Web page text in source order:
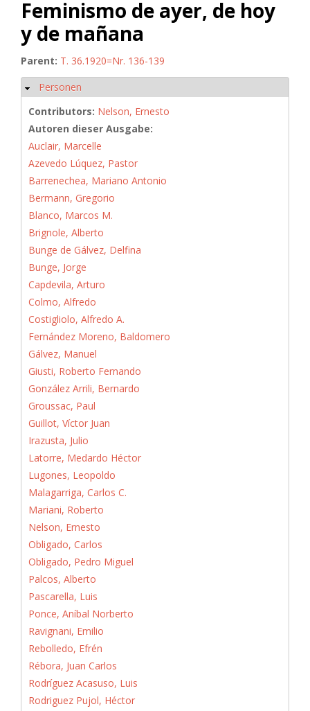
Feminismo de ayer, de hoy
y de mañana
Parent: T. 36.1920=Nr. 136-139
Hide
Personen
Contributors: Nelson, Ernesto
Autoren dieser Ausgabe:
Auclair, Marcelle
Azevedo Lúquez, Pastor
Barrenechea, Mariano Antonio
Bermann, Gregorio
Blanco, Marcos M.
Brignole, Alberto
Bunge de Gálvez, Delfina
Bunge, Jorge
Capdevila, Arturo
Colmo, Alfredo
Costigliolo, Alfredo A.
Fernández Moreno, Baldomero
Gálvez, Manuel
Giusti, Roberto Fernando
González Arrili, Bernardo
Groussac, Paul
Guillot, Víctor Juan
Irazusta, Julio
Latorre, Medardo Héctor
Lugones, Leopoldo
Malagarriga, Carlos C.
Mariani, Roberto
Nelson, Ernesto
Obligado, Carlos
Obligado, Pedro Miguel
Palcos, Alberto
Pascarella, Luis
Ponce, Aníbal Norberto
Ravignani, Emilio
Rebolledo, Efrén
Rébora, Juan Carlos
Rodríguez Acasuso, Luis
Rodriguez Pujol, Héctor